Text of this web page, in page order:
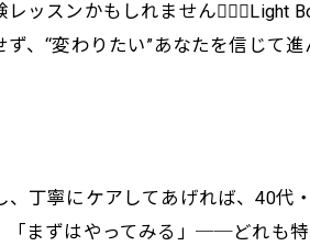
ッスンかもしれません🏋️‍♀️💫Light
、“変わりたい”あなたを信じて
丁寧にケアしてあげれば、40代
まずはやってみる」──どれも